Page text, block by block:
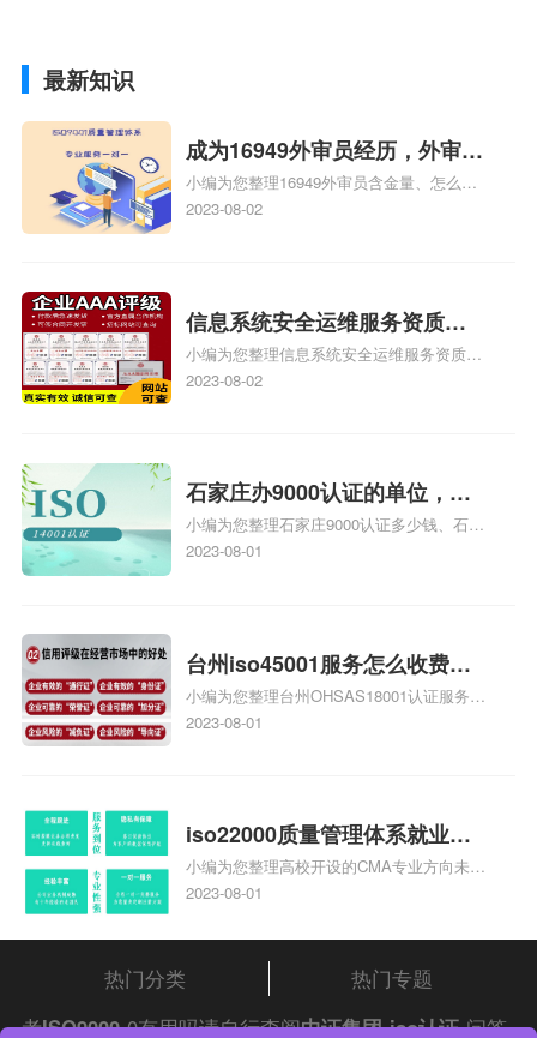
最新知识
成为16949外审员经历，外审员
16949
小编为您整理16949外审员含金量、怎么才
能成为注册的TS16949:2009的外审员、我
2023-08-02
信息系统安全运维服务资质二
级费用，信息系统安全运维服
务资质二级
小编为您整理信息系统安全运维服务资质认
证证书机构有哪些、安全运维服务资质的费
体系认证知识，详情可查看下方正文！
2023-08-02
石家庄办9000认证的单位，石
家庄9000认证的公司
小编为您整理石家庄9000认证多少钱、石家
庄9000认证价格多少钱、石家庄9000认证
2023-08-01
台州iso45001服务怎么收费，
台州iso45001认证服务怎么收
费
小编为您整理台州OHSAS18001认证服务中
心哪家收费便宜、台州ISO9000认证，哪个
标准是什么相关iso体系认证知识，详情可
查看下方正文！
2023-08-01
iso22000质量管理体系就业方
向，质量管理与认证就业方向
小编为您整理高校开设的CMA专业方向未来
就业前景及就业方向如何、cma就业方向有
和cma未来就业方向、大学生考完cma，就
哪些就业方向相关iso体系认证知识，详情
可查看下方正文！
2023-08-01
热门分类
热门专题
考ISO9000 0有用吗请自行查阅中证集团 iso认证 问答